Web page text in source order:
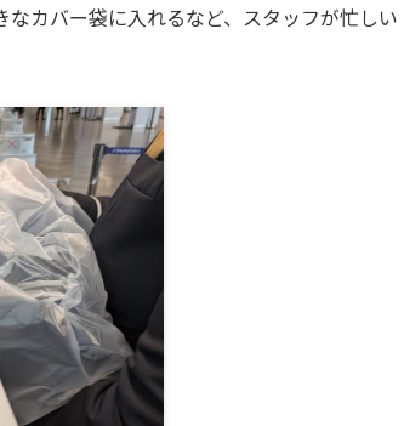
カバー袋に入れるなど、スタッフが忙しい